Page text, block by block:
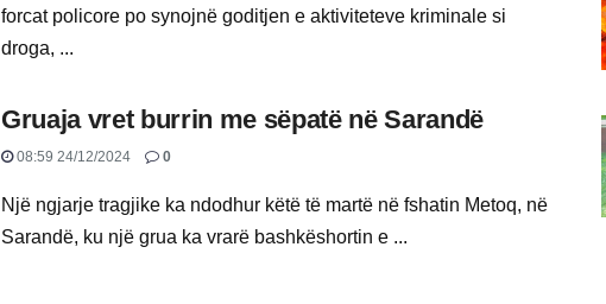
forcat policore po synojnë goditjen e aktiviteteve kriminale si
droga, ...
Gruaja vret burrin me sëpatë në Sarandë
08:59 24/12/2024 0
Një ngjarje tragjike ka ndodhur këtë të martë në fshatin Metoq, në
Sarandë, ku një grua ka vrarë bashkëshortin e ...